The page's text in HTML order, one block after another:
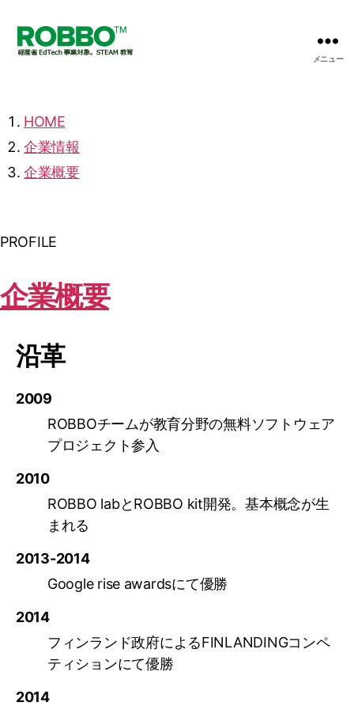
ラ
ミ
ン
グ
ロ
ト
教
の
ROBBO
メニュー
HOME
企業情報
企業概要
PROFILE
企業概要
沿革
2009
ROBBOチームが教育分野の無料ソフトウェア
プロジェクト参入
2010
ROBBO labとROBBO kit開発。基本概念が生
まれる
2013-2014
Google rise awardsにて優勝
2014
フィンランド政府によるFINLANDINGコンペ
ティションにて優勝
2014